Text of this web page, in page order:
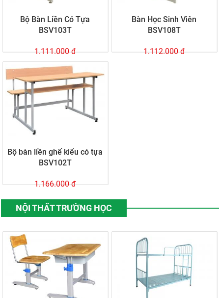
Bộ Bàn Liền Có Tựa
BSV103T
1.111.000 đ
Bàn Học Sinh Viên
BSV108T
1.112.000 đ
Bộ bàn liền ghế kiểu có tựa
BSV102T
1.166.000 đ
NỘI THẤT TRƯỜNG HỌC